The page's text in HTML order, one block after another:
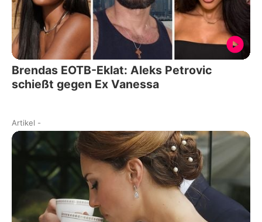
Brendas EOTB-Eklat: Aleks Petrovic
schießt gegen Ex Vanessa
Artikel -